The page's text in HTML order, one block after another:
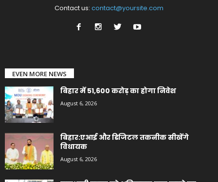
Contact us: contact@yoursite.com
EVEN MORE NEWS
बिहार में 51,600 करोड़ का होगा निवेश
August 6, 2026
बिहार:एआई और डिजिटल तकनीक सीखेंगे
विधायक
August 6, 2026